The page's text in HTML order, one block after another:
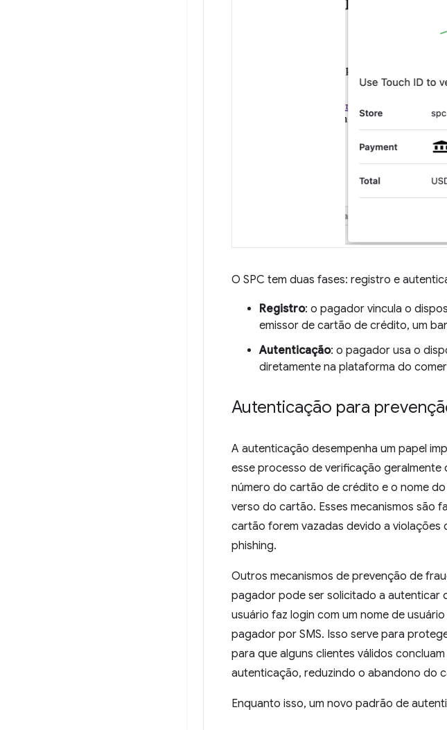
O SPC tem duas fases: registro e
Registro: o pagador vincula o
emissor de cartão de crédito, um
Autenticação: o pagador usa o
diretamente na plataforma do
Autenticação para
A autenticação desempenha um papel
esse processo de verificação
número do cartão de crédito e o nome
verso do cartão. Esses mecanismos são
cartão forem vazadas devido a
phishing.
Outros mecanismos de prevenção de
pagador pode ser solicitado a autenticar
usuário faz login com um nome de
pagador por SMS. Isso serve para
para que alguns clientes válidos
autenticação, reduzindo o abandono do
Enquanto isso, um novo padrão de